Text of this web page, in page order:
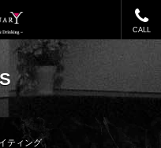
CALL
ティング